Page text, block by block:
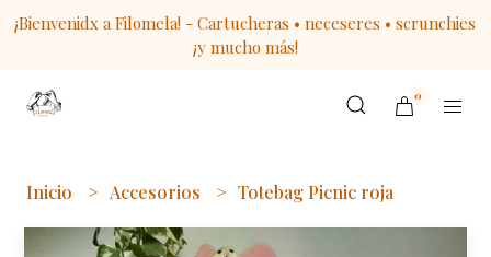
¡Bienvenidx a Filomela! - Cartucheras • neceseres • scrunchies
¡y mucho más!
0
Inicio Accesorios Totebag Picnic roja